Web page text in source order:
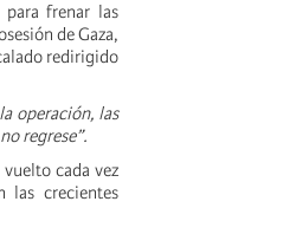
frenar las
de Gaza,
redirigido
operación, las
regrese”.
cada vez
las crecientes